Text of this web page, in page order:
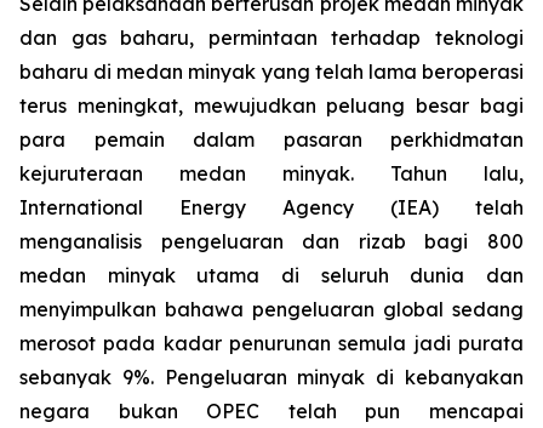
dan gas baharu, permintaan terhadap teknologi
baharu di medan minyak yang telah lama beroperasi
terus meningkat, mewujudkan peluang besar bagi
para pemain dalam pasaran perkhidmatan
kejuruteraan medan minyak. Tahun lalu,
International Energy Agency (IEA) telah
menganalisis pengeluaran dan rizab bagi 800
medan minyak utama di seluruh dunia dan
menyimpulkan bahawa pengeluaran global sedang
merosot pada kadar penurunan semula jadi purata
sebanyak 9%. Pengeluaran minyak di kebanyakan
negara bukan OPEC telah pun mencapai